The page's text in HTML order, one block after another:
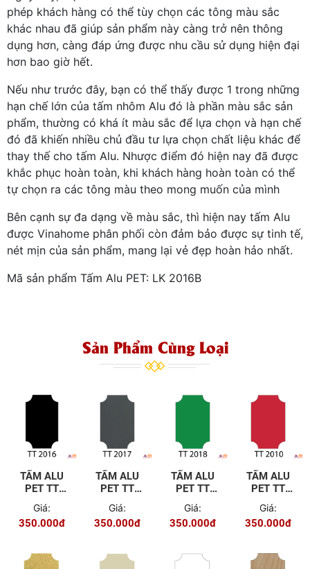
phép khách hàng có thể tùy chọn các tông màu sắc
khác nhau đã giúp sản phẩm này càng trở nên thông
dụng hơn, càng đáp ứng được nhu cầu sử dụng hiện đại
hơn bao giờ hết.
Nếu như trước đây, bạn có thể thấy được 1 trong những
hạn chế lớn của tấm nhôm Alu đó là phần màu sắc sản
phẩm, thường có khá ít màu sắc để lựa chọn và hạn chế
đó đã khiến nhiều chủ đầu tư lựa chọn chất liệu khác để
thay thế cho tấm Alu. Nhược điểm đó hiện nay đã được
khắc phục hoàn toàn, khi khách hàng hoàn toàn có thể
tự chọn ra các tông màu theo mong muốn của mình
Bên cạnh sự đa dạng về màu sắc, thì hiện nay tấm Alu
được Vinahome phân phối còn đảm bảo được sự tinh tế,
nét mịn của sản phẩm, mang lại vẻ đẹp hoàn hảo nhất.
Mã sản phẩm Tấm Alu PET: LK 2016B
Sản Phẩm Cùng Loại
TẤM ALU
PET TT
2016
Giá:
350.000đ
TẤM ALU
PET TT
2017
Giá:
350.000đ
TẤM ALU
PET TT
2018
Giá:
350.000đ
TẤM ALU
PET TT
2010
Giá:
350.000đ